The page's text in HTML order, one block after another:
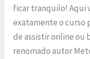
ficar tranquilo! Aqui
exatamente o curso
de assistir online ou
renomado autor